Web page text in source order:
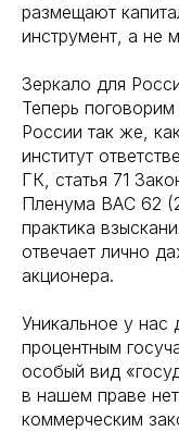
размещают
инструмент, а не
Зеркало для
Теперь
России так же,
институт
ГК, статья 71
Пленума ВАС 62
практика
отвечает лично
акционера.
Уникальное у нас
процентным
особый вид
в нашем праве
коммерческим